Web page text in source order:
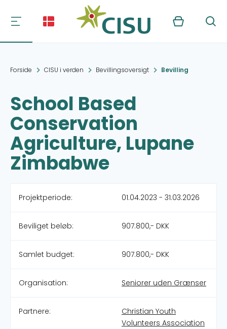
Kurv Søg
Forside CISU i verden Bevillingsoversigt Bevilling
School Based
Conservation
Agriculture, Lupane
Zimbabwe
Projektperiode: 01.04.2023 - 31.03.2026
Beviliget beløb: 907.800,- DKK
Samlet budget: 907.800,- DKK
Organisation: Seniorer uden Grænser
Partnere:
Christian Youth
Volunteers Association